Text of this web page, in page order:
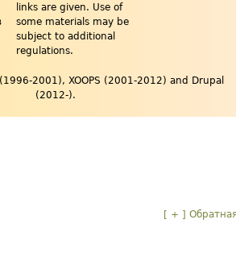
links are given. Use of
some materials may be
subject to additional
regulations.
2001), XOOPS (2001-2012) and Drupal
(2012-).
[ + ]